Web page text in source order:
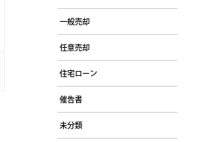
一般売却
任意売却
住宅ローン
催告書
未分類